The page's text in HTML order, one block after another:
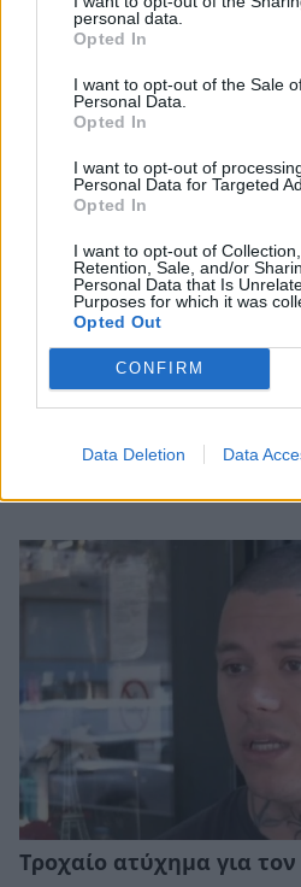
personal data.
Opted In
I want to opt-out of the Sale
Personal Data.
Opted In
I want to opt-out of
Personal Data for Targeted
Opted In
I want to opt-out of Collection,
Retention, Sale, and/or
Personal Data that Is
Purposes for which it was
Opted Out
CONFIRM
Data Deletion Data
ΠΕΡΙΣΣΟΤΕΡΑ ΣΤΟ
Ιωάννα Τούνη: Το
των διακοπών της και η
ξημέρωμα να βεβαιωθεί
Τροχαίο ατύχημα για